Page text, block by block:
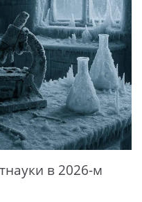
в 2026-м